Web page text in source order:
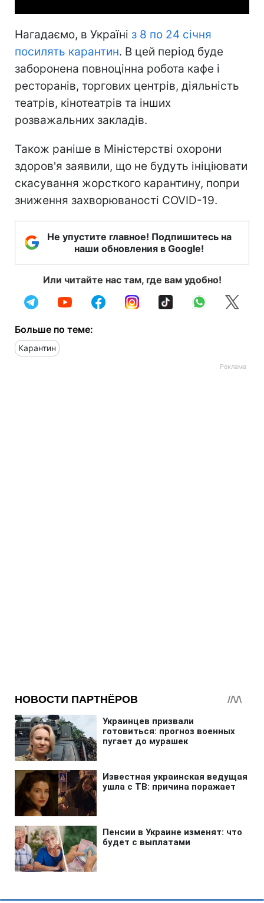
Нагадаємо, в Україні з 8 по 24 січня
посилять карантин. В цей період буде
заборонена повноцінна робота кафе і
ресторанів, торгових центрів, діяльність
театрів, кінотеатрів та інших
розважальних закладів.
Також раніше в Міністерстві охорони
здоров'я заявили, що не будуть ініціювати
скасування жорсткого карантину, попри
зниження захворюваності COVID-19.
Не упустите главное! Подпишитесь на
наши обновления в Google!
Или читайте нас там, где вам удобно!
Больше по теме:
Карантин